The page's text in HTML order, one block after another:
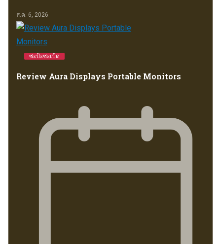
ส.ค. 6, 2026
ซ่ะป้ะซ่ะเป้ด
Review Aura Displays Portable Monitors